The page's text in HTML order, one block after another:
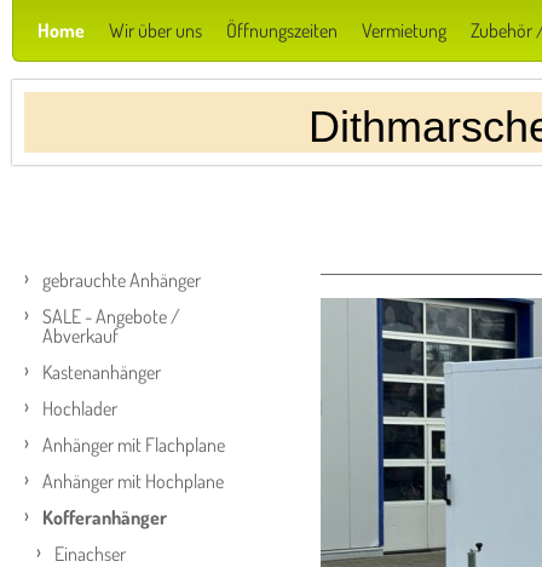
Home Wir über uns Öffnungszeiten Vermietung Zubehör
gebrauchte Anhänger
SALE - Angebote /
Abverkauf
Kastenanhänger
Hochlader
Anhänger mit Flachplane
Anhänger mit Hochplane
Kofferanhänger
Einachser